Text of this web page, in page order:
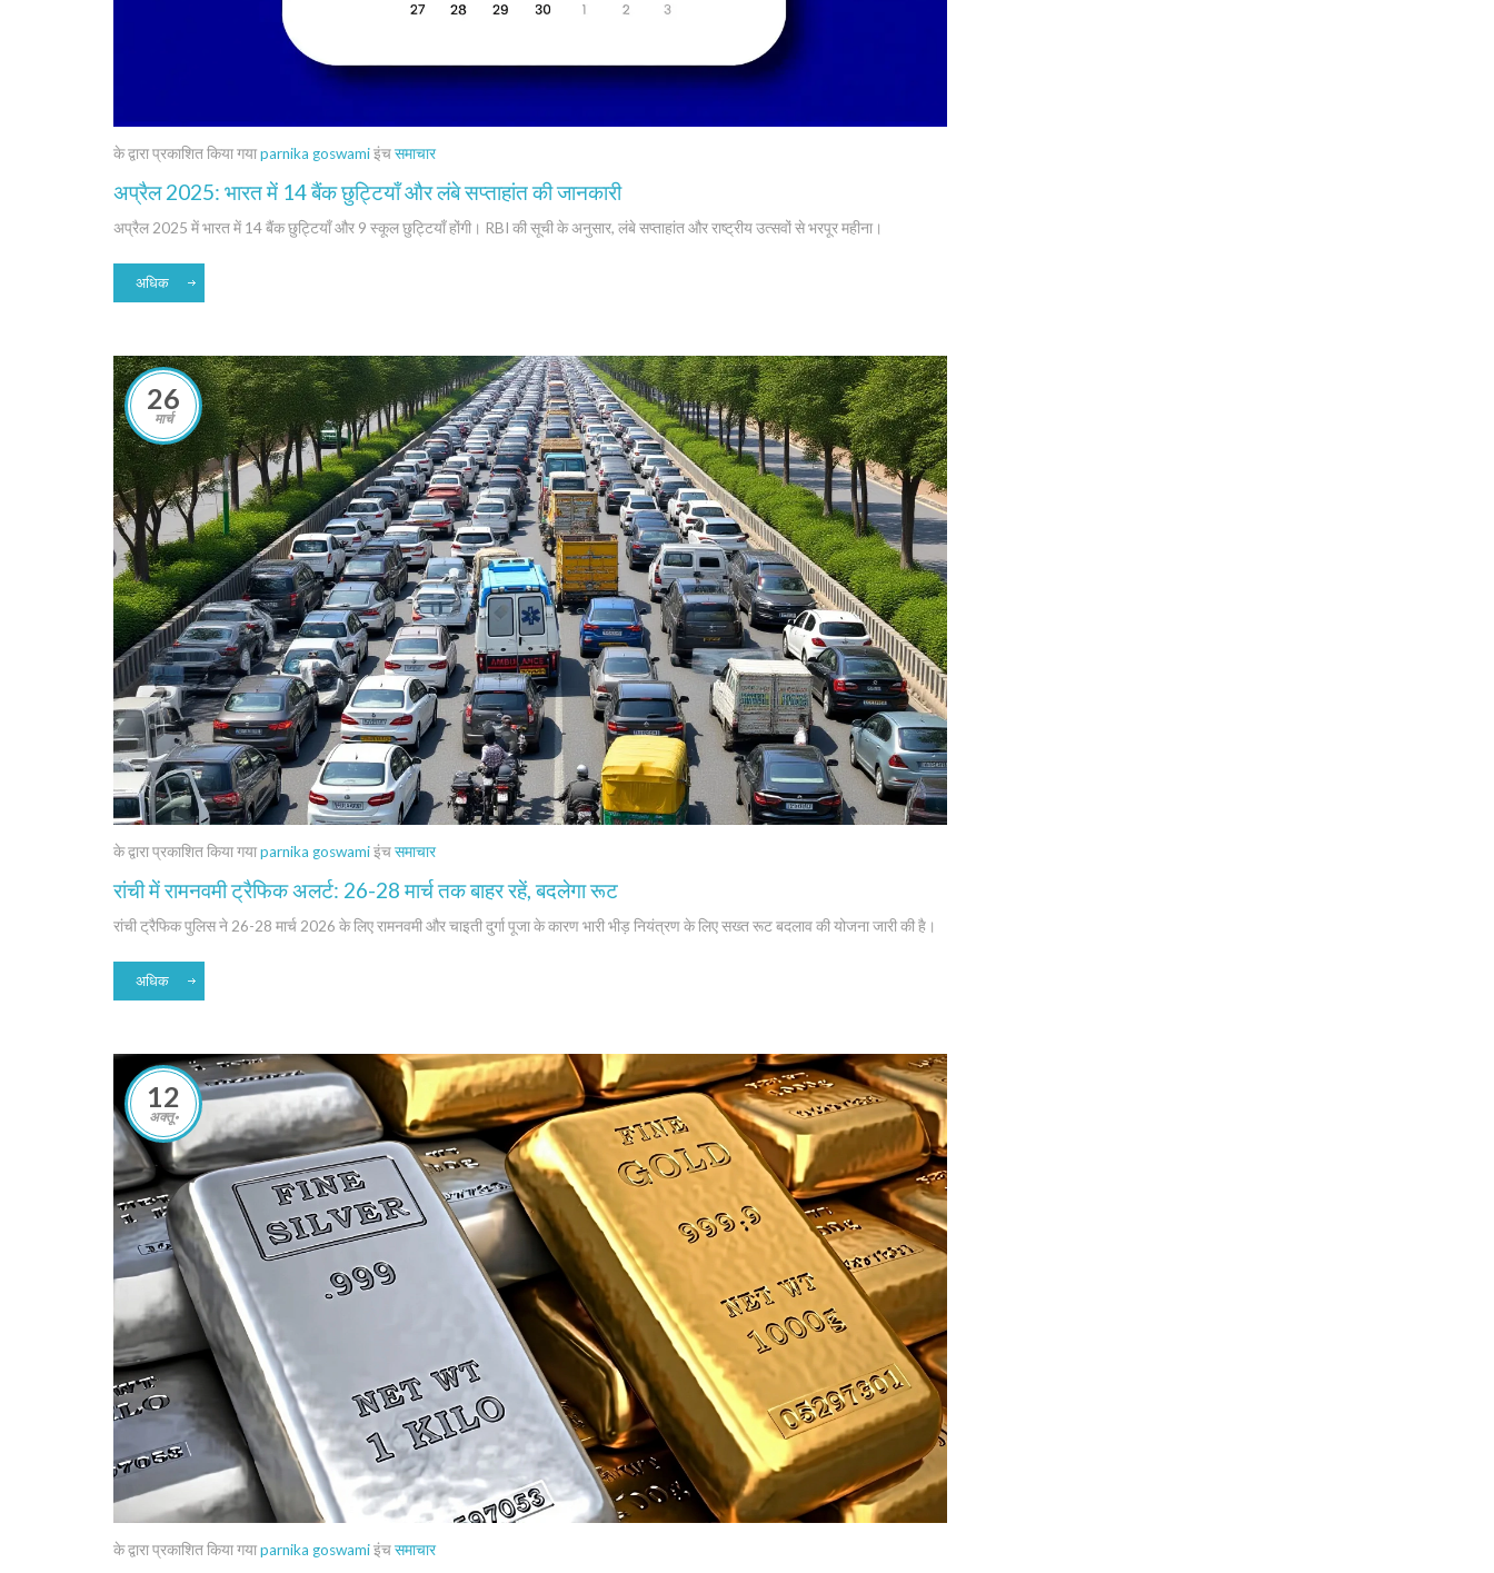
के द्वारा प्रकाशित किया गयाparnika goswamiइंचसमाचार
अप्रैल 2025: भारत में 14 बैंक छुट्टियाँ और लंबे सप्ताहांत की जानकारी
अप्रैल 2025 में भारत में 14 बैंक छुट्टियाँ और 9 स्कूल छुट्टियाँ होंगी। RBI की सूची के अनुसार, लंबे सप्ताहांत और राष्ट्रीय उत्सवों से भरपूर महीना।
अधिक
26
मार्च
के द्वारा प्रकाशित किया गयाparnika goswamiइंचसमाचार
रांची में रामनवमी ट्रैफिक अलर्ट: 26-28 मार्च तक बाहर रहें, बदलेगा रूट
रांची ट्रैफिक पुलिस ने 26-28 मार्च 2026 के लिए रामनवमी और चाइती दुर्गा पूजा के कारण भारी भीड़ नियंत्रण के लिए सख्त रूट बदलाव की योजना जारी की है।
अधिक
12
अक्तू॰
के द्वारा प्रकाशित किया गयाparnika goswamiइंचसमाचार